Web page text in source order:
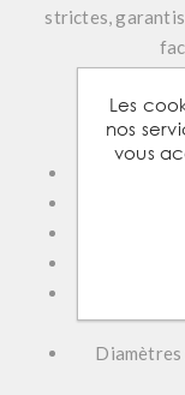
strictes,
Diamètres
Les
nos
vous